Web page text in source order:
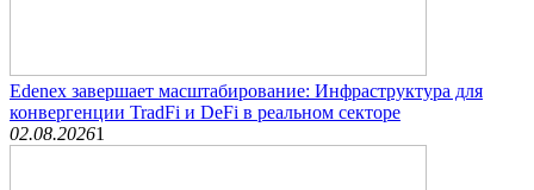
Edenex завершает масштабирование: Инфраструктура для
конвергенции TradFi и DeFi в реальном секторе
02.08.20261